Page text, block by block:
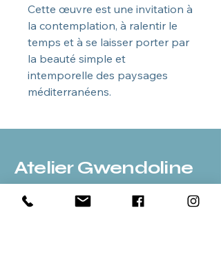
Cette œuvre est une invitation à
la contemplation, à ralentir le
temps et à se laisser porter par
la beauté simple et
intemporelle des paysages
méditerranéens.
Atelier Gwendoline
Pieters